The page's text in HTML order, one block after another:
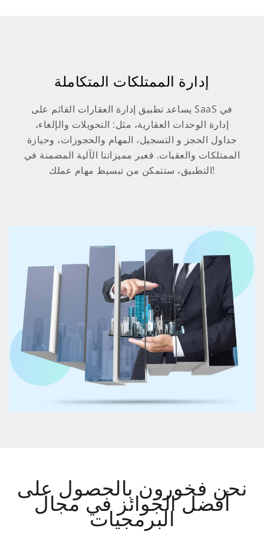
إدارة الممتلكات المتكاملة
يساعد تطبيق إدارة العقارات القائم على SaaS في
إدارة الوحدات العقارية، مثل: التحويلات والإلغاء،
جداول الحجز و التسجيل، المهام والحجوزات، وحيازة
الممتلكات والعقبات. فعبر مميزاتنا الآلية المضمنة في
التطبيق، ستتمكن من تبسيط مهام عملك!
نحن فخورون بالحصول على
أفضل الجوائز في مجال
البرمجيات